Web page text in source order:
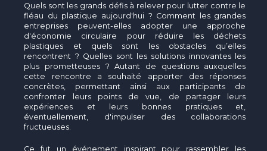
Quels sont les grands défis à relever pour lutter contre le
fléau du plastique aujourd'hui ? Comment les grandes
entreprises peuvent-elles adopter une approche
d'économie circulaire pour réduire les déchets
plastiques et quels sont les obstacles qu’elles
rencontrent ? Quelles sont les solutions innovantes les
plus prometteuses ?Autant de questions auxquelles
cette rencontre a souhaité apporter des réponses
concrètes, permettant ainsi aux participants de
confronter leurs points de vue, de partager leurs
expériences et leurs bonnes pratiques et,
éventuellement, d'impulser des collaborations
fructueuses.
Ce fut un événement inspirant pour rassembler les